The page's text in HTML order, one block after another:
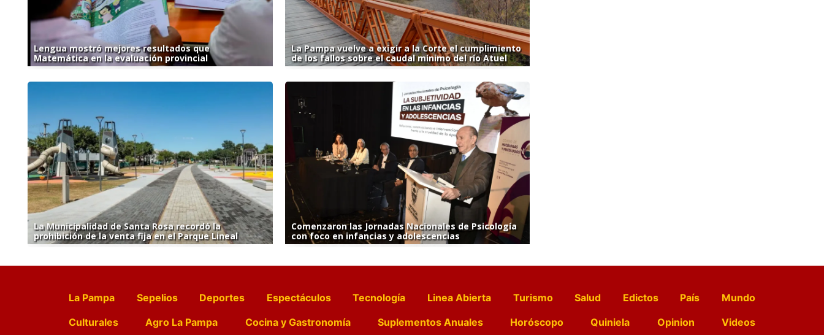
Lengua mostró mejores resultados que
Matemática en la evaluación provincial
La Pampa vuelve a exigir a la Corte el cumplimiento
de los fallos sobre el caudal mínimo del río Atuel
La Municipalidad de Santa Rosa recordó la
prohibición de la venta fija en el Parque Lineal
Comenzaron las Jornadas Nacionales de Psicología
con foco en infancias y adolescencias
La Pampa Sepelios Deportes Espectáculos Tecnología Linea Abierta Turismo Salud Edictos País
Mundo
Culturales
Agro La Pampa Cocina y Gastronomía Suplementos Anuales Horóscopo Quiniela Opinion Videos